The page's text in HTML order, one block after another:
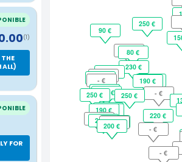
(1)
FOR
- €
220 €
200 €
190 €
- €
- €
230 €
250 €
250 €
80 €
- €
260 €
200 €
- €
120 €
280 €
400 €
- €
200 €
135 €
235 €
- €
190 €
- €
210 €
200 €
90 €
- €
250 €